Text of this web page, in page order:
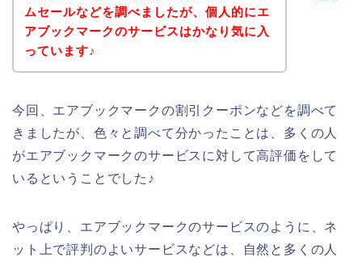
ムセールなどを調べましたが、個人的にエ
アブックマークのサービスはかなり気に入
っています♪
今回、エアブックマークの割引クーポンなどを調べて
きましたが、色々と調べて分かったことは、多くの人
がエアブックマークのサービスに対して高評価をして
いるということでした♪
やっぱり、エアブックマークのサービスのように、ネ
ット上で評判のよいサービスなどは、自然と多くの人